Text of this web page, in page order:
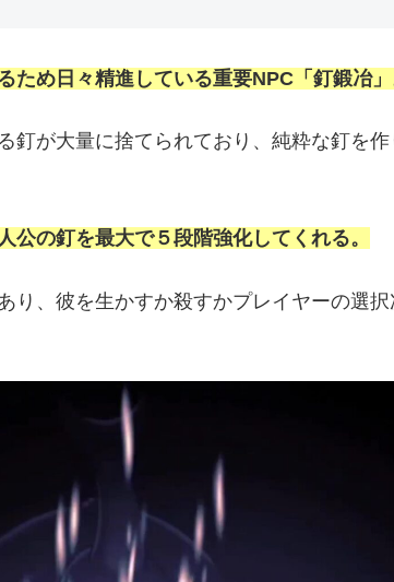
ため日々精進している重要NPC「釘鍛冶」
釘が大量に捨てられており、純粋な釘を作
の釘を最大で５段階強化してくれる。
り、彼を生かすか殺すかプレイヤーの選択